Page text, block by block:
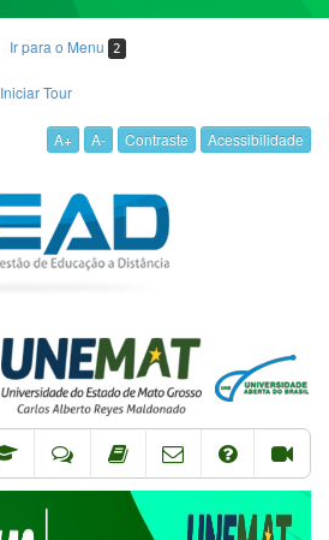
Ir para o Menu 2
Iniciar Tour
A+ A- Contraste Acessibilidade